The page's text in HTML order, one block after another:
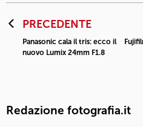
PRECEDENTE
Panasonic cala il tris: ecco il
nuovo Lumix 24mm F1.8
Redazione fotografia.it